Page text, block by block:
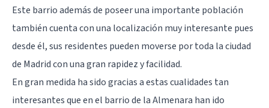
Este barrio además de poseer una importante población
también cuenta con una localización muy interesante pues
desde él, sus residentes pueden moverse por toda la ciudad
de Madridcon una gran rapidez y facilidad.
En gran medida ha sido gracias a estas cualidades tan
interesantes que en el barrio de la Almenara han ido